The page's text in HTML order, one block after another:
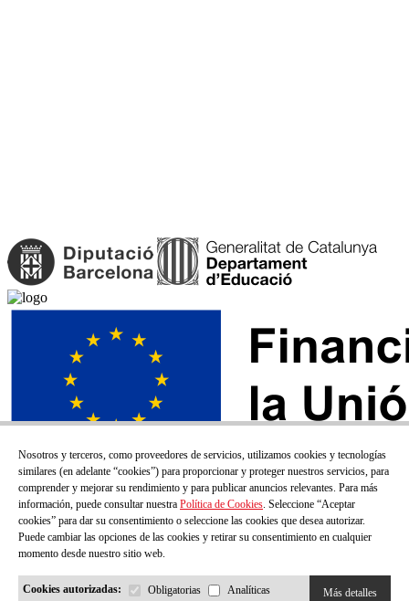
Nosotros y terceros, como proveedores de servicios, utilizamos cookies y tecnologías
similares (en adelante “cookies”) para proporcionar y proteger nuestros servicios, para
comprender y mejorar su rendimiento y para publicar anuncios relevantes. Para más
información, puede consultar nuestra Política de Cookies. Seleccione “Aceptar
cookies” para dar su consentimiento o seleccione las cookies que desea autorizar.
Puede cambiar las opciones de las cookies y retirar su consentimiento en cualquier
momento desde nuestro sitio web.
Cookies autorizadas: Obligatorias Analíticas Más detalles